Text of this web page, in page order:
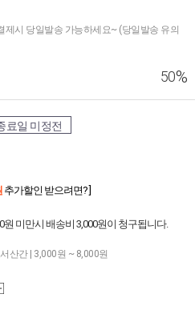
제시 당일발송 가능하세요~ (당일발송 유의
50%
료일 미정전
추가할인 받으려면? ]
원 미만시 배송비 3,000원이 청구됩니다.
산간 | 3,000원 ~ 8,000원